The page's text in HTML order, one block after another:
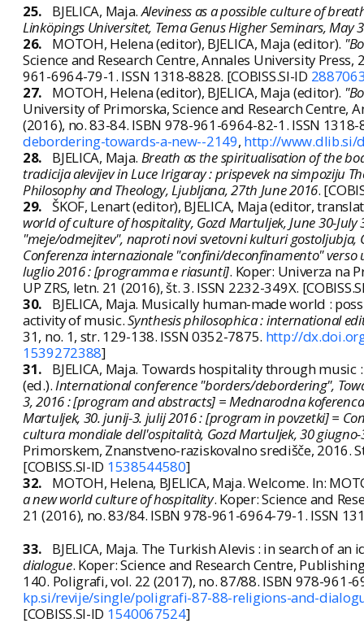
25.
BJELICA, Maja.Aleviness as a possible culture of
Linköpings Universitet, Tema Genus Higher Seminars, May
26.
MOTOH, Helena (editor), BJELICA, Maja (editor).
Science and Research Centre, Annales University
961-6964-79-1. ISSN 1318-8828. [COBISS.SI-ID
27.
MOTOH, Helena (editor), BJELICA, Maja (editor).
University of Primorska, Science and Research Centre,
(2016), no. 83-84. ISBN 978-961-6964-82-1. ISSN
debordering-towards-a-new--2149, http://www.dlib.si/
28.
BJELICA, Maja. Breath as the spiritualisation of the
tradicija alevijev in Luce Irigaray : prispevek na simpoziju
Philosophy and Theology, Ljubljana, 27th June 2016.
29. ŠKOF, Lenart (editor), BJELICA, Maja (editor,
world of culture of hospitality, Gozd Martuljek, June 30-
"meje/odmejitev", naproti novi svetovni kulturi
Conferenza internazionale "confini/deconfinamento"
luglio 2016 : [programma e riasunti]. Koper: Univerza na
UP ZRS, letn. 21 (2016), št. 3. ISSN 2232-349X.
30.
BJELICA, Maja. Musically human-made world :
activity of music.Synthesis philosophica : international
31, no. 1, str. 129-138. ISSN 0352-7875. http://
1539272388]
31.
BJELICA, Maja. Towards hospitality through music
(ed.).International conference "borders/debordering",
3, 2016 : [program and abstracts] = Mednarodna
Martuljek, 30. junij-3. julij 2016 : [program in povzetki] =
cultura mondiale dell'ospitalità, Gozd Martuljek, 30
Primorskem, Znanstveno-raziskovalno središče, 2016.
[COBISS.SI-ID 1538544580]
32.
MOTOH, Helena, BJELICA, Maja. Welcome. In:
a new world culture of hospitality. Koper: Science and
21 (2016), no. 83/84. ISBN 978-961-6964-79-1. ISSN
33.
BJELICA, Maja. The Turkish Alevis : in search of
dialogue. Koper: Science and Research Centre,
140. Poligrafi, vol. 22 (2017), no. 87/88. ISBN 978-961-
kp.si/revije/single/poligrafi-87-88-religions-and-
[COBISS.SI-ID 1540067524]